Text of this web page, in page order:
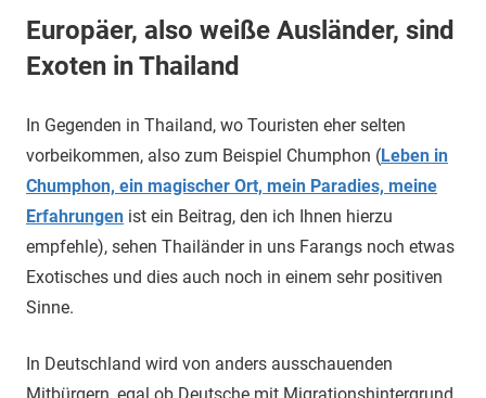
Europäer, also weiße Ausländer, sind
Exoten in Thailand
In Gegenden in Thailand, wo Touristen eher selten
vorbeikommen, also zum Beispiel Chumphon (Leben in
Chumphon, ein magischer Ort, mein Paradies, meine
Erfahrungen ist ein Beitrag, den ich Ihnen hierzu
empfehle), sehen Thailänder in uns Farangs noch etwas
Exotisches und dies auch noch in einem sehr positiven
Sinne.
In Deutschland wird von anders ausschauenden